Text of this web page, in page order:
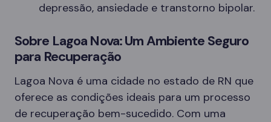
depressão, ansiedade e transtorno bipolar.
Sobre Lagoa Nova: Um Ambiente Seguro
para Recuperação
Lagoa Nova é uma cidade no estado de RN que
oferece as condições ideais para um processo
de recuperação bem-sucedido. Com uma